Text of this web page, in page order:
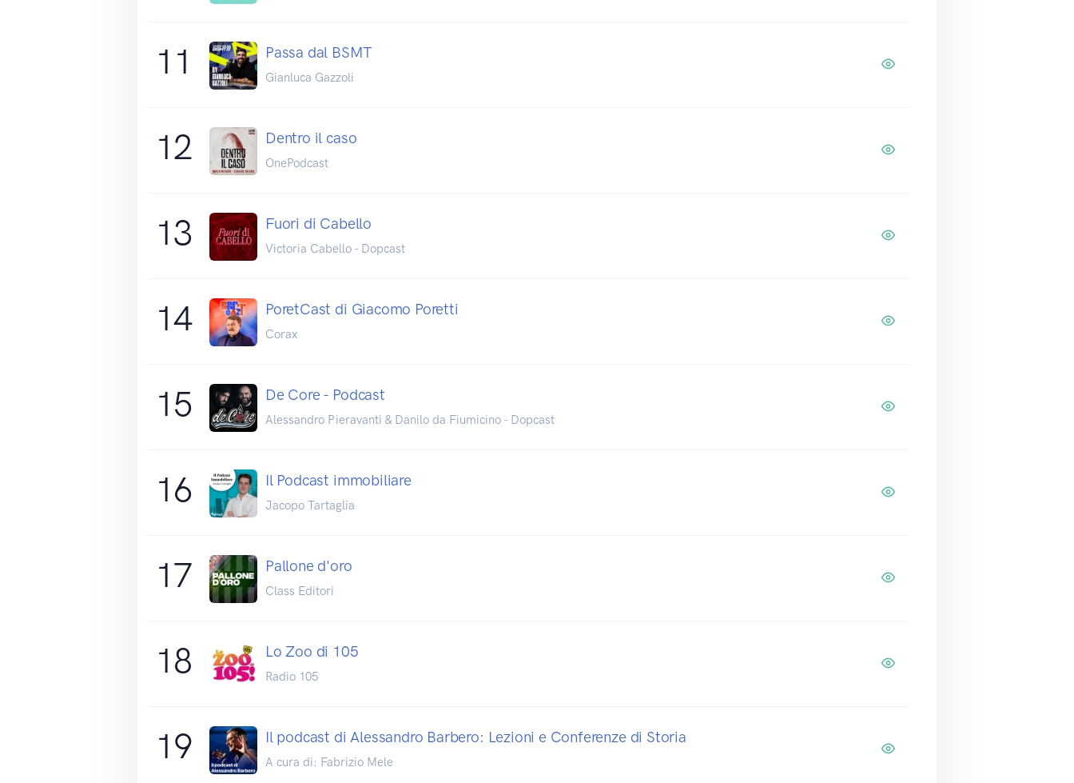
11 Passa dal BSMT
Gianluca Gazzoli
12 Dentro il caso
OnePodcast
13 Fuori di Cabello
Victoria Cabello - Dopcast
14 PoretCast di Giacomo Poretti
Corax
15 De Core - Podcast
Alessandro Pieravanti & Danilo da Fiumicino - Dopcast
16 Il Podcast immobiliare
Jacopo Tartaglia
17 Pallone d'oro
Class Editori
18 Lo Zoo di 105
Radio 105
19 Il podcast di Alessandro Barbero: Lezioni e Conferenze di Storia
A cura di: Fabrizio Mele